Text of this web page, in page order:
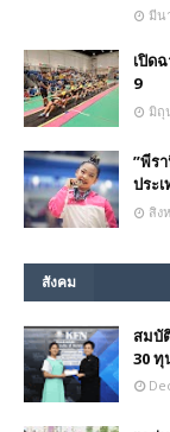
มีน
เปิด
9
มิถุ
”พีร
ประ
สิง
สังคม
สมบั
30 ทุ